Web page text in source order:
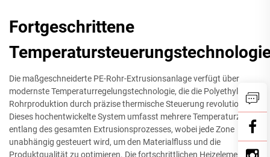
Fortgeschrittene
Die maßgeschneiderte PE-Rohr-Extrusionsanlage verfügt über
modernste Temperaturregelungstechnologie, die die Polyethylen-
Rohrproduktion durch präzise thermische Steuerung revolutioniert.
Dieses hochentwickelte System umfasst mehrere Temperaturzonen
entlang des gesamten Extrusionsprozesses, wobei jede Zone
unabhängig gesteuert wird, um den Materialfluss und die
Produktqualität zu optimieren. Die fortschrittlichen Heizelemente